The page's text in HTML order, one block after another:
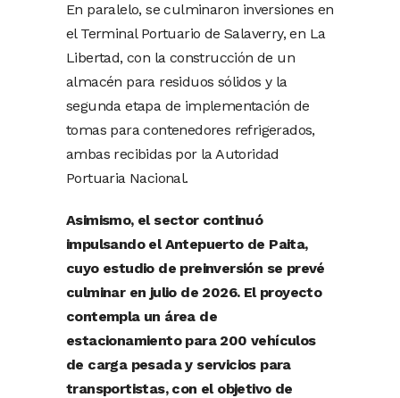
En paralelo, se culminaron inversiones en
el Terminal Portuario de Salaverry, en La
Libertad, con la construcción de un
almacén para residuos sólidos y la
segunda etapa de implementación de
tomas para contenedores refrigerados,
ambas recibidas por la Autoridad
Portuaria Nacional.
Asimismo, el sector continuó
impulsando el Antepuerto de Paita,
cuyo estudio de preinversión se prevé
culminar en julio de 2026. El proyecto
contempla un área de
estacionamiento para 200 vehículos
de carga pesada y servicios para
transportistas, con el objetivo de